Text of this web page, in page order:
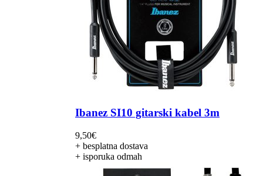
Ibanez SI10 gitarski kabel 3m
9,50€
+ besplatna dostava
+ isporuka odmah